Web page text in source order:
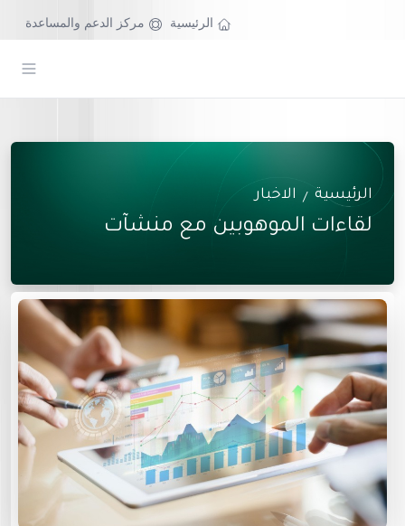
مركز الدعم والمساعدة الرئيسية
الرئيسية / الاخبار
لقاءات الموهوبين مع منشآت